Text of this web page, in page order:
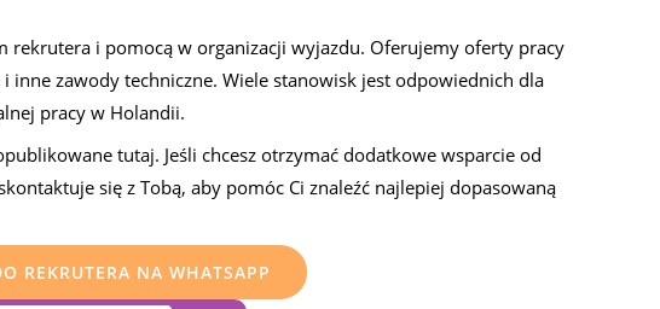
rekrutera i pomocą w organizacji wyjazdu. Oferujemy oferty pracy
zawody techniczne. Wiele stanowisk jest odpowiednich dla
pracy w Holandii.
tutaj. Jeśli chcesz otrzymać dodatkowe wsparcie od
się z Tobą, aby pomóc Ci znaleźć najlepiej dopasowaną
REKRUTERA NA WHATSAPP